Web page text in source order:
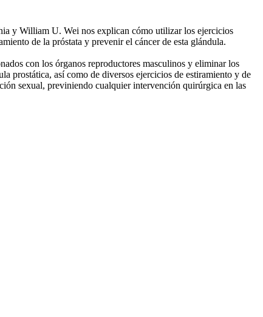
y William U. Wei nos explican cómo utilizar los ejercicios
de la próstata y prevenir el cáncer de esta glándula.
con los órganos reproductores masculinos y eliminar los
prostática, así como de diversos ejercicios de estiramiento y de
sexual, previniendo cualquier intervención quirúrgica en las